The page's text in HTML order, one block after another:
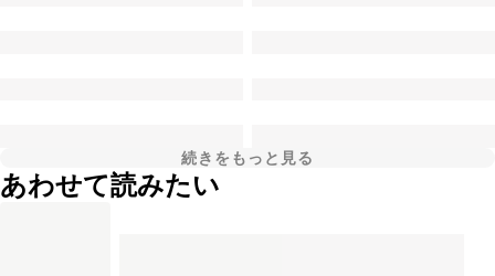
続きをもっと見る
あわせて読みたい